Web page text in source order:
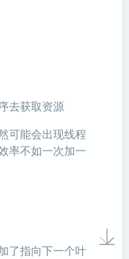
去获取资源
可能会出现线程
率不如一次加一
了指向下一个叶